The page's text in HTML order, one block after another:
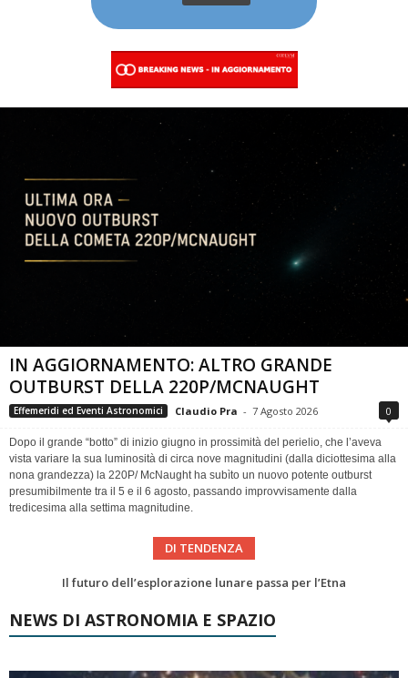
IN AGGIORNAMENTO: ALTRO GRANDE
OUTBURST DELLA 220P/MCNAUGHT
Effemeridi ed Eventi Astronomici Claudio Pra - 7 Agosto 2026 0
Dopo il grande “botto” di inizio giugno in prossimità del perielio, che l’aveva
vista variare la sua luminosità di circa nove magnitudini (dalla diciottesima alla
nona grandezza) la 220P/ McNaught ha subìto un nuovo potente outburst
presumibilmente tra il 5 e il 6 agosto, passando improvvisamente dalla
tredicesima alla settima magnitudine.
DI TENDENZA
NEWS DI ASTRONOMIA E SPAZIO